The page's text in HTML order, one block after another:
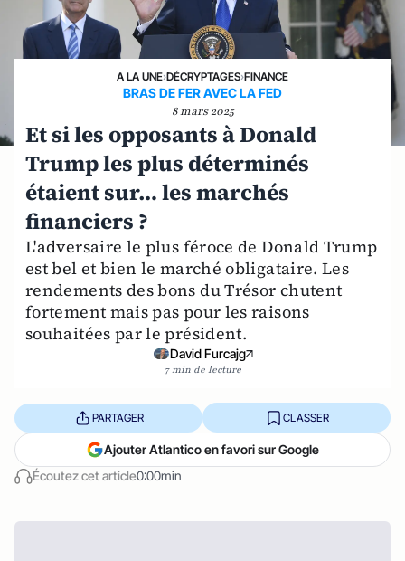
A LA UNE›DÉCRYPTAGES›FINANCE
BRAS DE FER AVEC LA FED
8 mars 2025
Et si les opposants à Donald
Trump les plus déterminés
étaient sur… les marchés
financiers ?
L'adversaire le plus féroce de Donald Trump
est bel et bien le marché obligataire. Les
rendements des bons du Trésor chutent
fortement mais pas pour les raisons
souhaitées par le président.
David Furcajg
7 min de lecture
Écoutez cet article0:00min
PARTAGER CLASSER
Ajouter Atlantico en favori sur Google